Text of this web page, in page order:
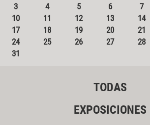
3
4 5 6 7
10
11 12 13 14
17
18 19 20 21
24
25 26 27 28
31
TODAS
EXPOSICIONES